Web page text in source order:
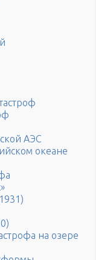
АЭС
океане
на озере